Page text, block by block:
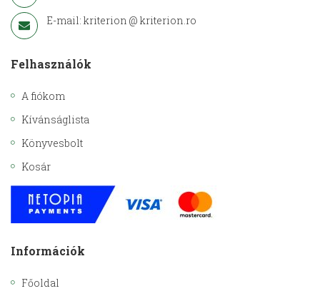
E-mail: kriterion @ kriterion.ro
Felhasználók
A fiókom
Kívánságlista
Könyvesbolt
Kosár
Információk
Főoldal